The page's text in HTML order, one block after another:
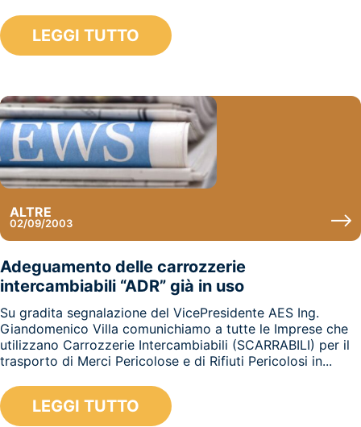
LEGGI TUTTO
ALTRE
02/09/2003
Adeguamento delle carrozzerie
intercambiabili “ADR” già in uso
Su gradita segnalazione del VicePresidente AES Ing.
Giandomenico Villa comunichiamo a tutte le Imprese che
utilizzano Carrozzerie Intercambiabili (SCARRABILI) per il
trasporto di Merci Pericolose e di Rifiuti Pericolosi in...
LEGGI TUTTO